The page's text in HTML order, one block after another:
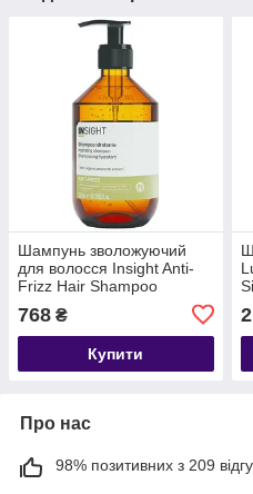
Шампунь зволожуючий
для волосся Insight Anti-
Frizz Hair Shampoo
768 ₴
Купити
Про нас
98% позитивних з 209